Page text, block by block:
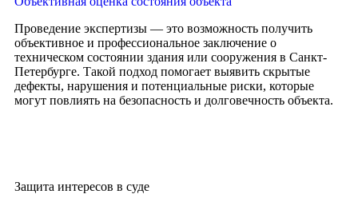
Проведение экспертизы — это возможность получить
объективное и профессиональное заключение о
техническом состоянии здания или сооружения в Санкт-
Петербурге. Такой подход помогает выявить скрытые
дефекты, нарушения и потенциальные риски, которые
могут повлиять на безопасность и долговечность объекта.
Защита интересов в суде